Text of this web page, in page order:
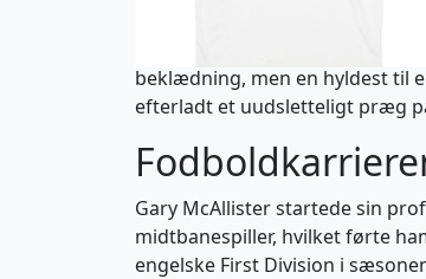
Gary McAllister er en legende
beklædning, men en hyldest til
efterladt et uudsletteligt præg
Gary McAllister startede sin
midtbanespiller, hvilket førte
engelske First Division i